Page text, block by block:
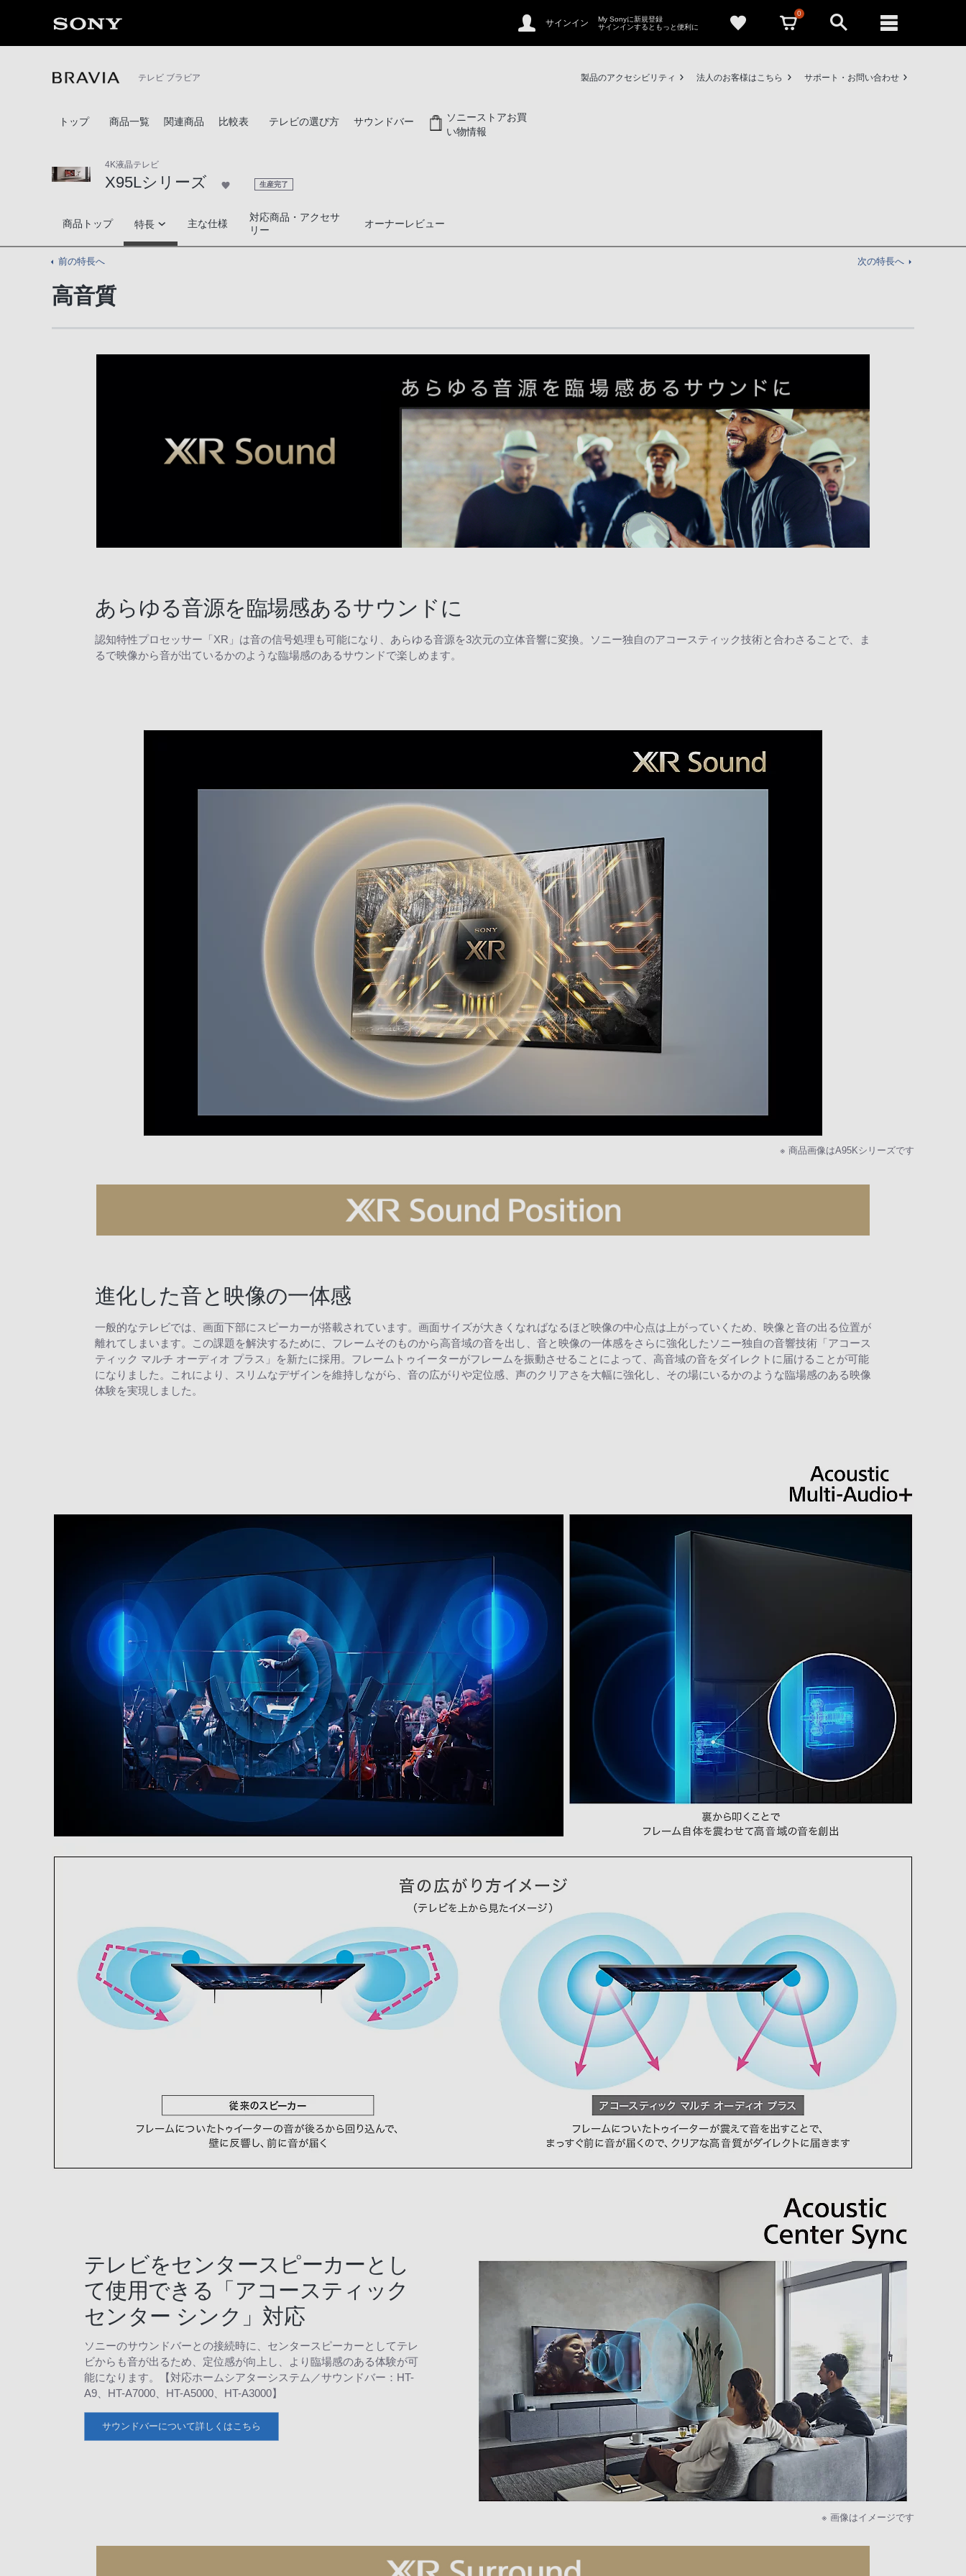
サインイン
My Sonyに新規登録
サインインするともっと便利に
0
テレビ ブラビア 製品のアクセシビリティ 法人のお客様はこちら サポート・お問い合わせ
トップ 商品一覧 関連商品 比較表 テレビの選び方 サウンドバー
ソニーストアお買
い物情報
4K液晶テレビ
X95Lシリーズ 生産完了
X95Lシリーズ
商品トップ 特長
デザイン・安全設計
主な仕様
対応商品・アクセサ
リー
オーナーレビュー
前の特長へ 次の特長へ
高音質
※ 商品画像はA95Kシリーズです
あらゆる音源を臨場感あるサウンドに
認知特性プロセッサー「XR」は音の信号処理も可能になり、あらゆる音源を3次元の立体音響に変換。ソニー独自のアコースティック技術と合わさることで、ま
るで映像から音が出ているかのような臨場感のあるサウンドで楽しめます。
進化した音と映像の一体感
一般的なテレビでは、画面下部にスピーカーが搭載されています。画面サイズが大きくなればなるほど映像の中心点は上がっていくため、映像と音の出る位置が
離れてしまいます。この課題を解決するために、フレームそのものから高音域の音を出し、音と映像の一体感をさらに強化したソニー独自の音響技術「アコース
ティック マルチ オーディオ プラス」を新たに採用。フレームトゥイーターがフレームを振動させることによって、高音域の音をダイレクトに届けることが可能
になりました。これにより、スリムなデザインを維持しながら、音の広がりや定位感、声のクリアさを大幅に強化し、その場にいるかのような臨場感のある映像
体験を実現しました。
※ 画像はイメージです
テレビをセンタースピーカーとし
て使用できる「アコースティック
センター シンク」対応
ソニーのサウンドバーとの接続時に、センタースピーカーとしてテレ
ビからも音が出るため、定位感が向上し、より臨場感のある体験が可
能になります。【対応ホームシアターシステム／サウンドバー：HT-
A9、HT-A7000、HT-A5000、HT-A3000】
サウンドバーについて詳しくはこちら